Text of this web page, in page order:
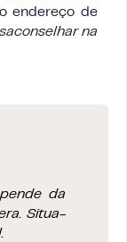
endereço de
na
da
Situa-
.